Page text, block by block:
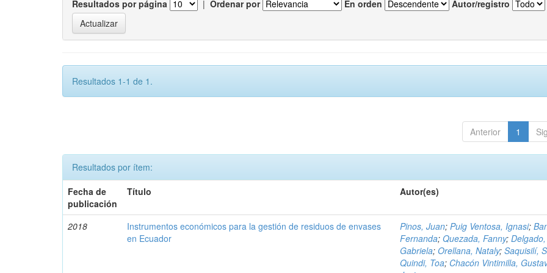
Resultados por página | Ordenar por En orden Autor/registro
Resultados 1-1 de 1.
Anterior 1
Resultados por ítem:
Fecha de
publicación
Título Autor(es)
2018
Instrumentos económicos para la gestión de residuos de envases
en Ecuador
Pinos, Juan;Puig Ventosa, Ignasi;
Fernanda;Quezada, Fanny;Delgado,
Gabriela;Orellana, Nataly;Saquisilí,
Quindi, Toa; Chacón Vintimilla,